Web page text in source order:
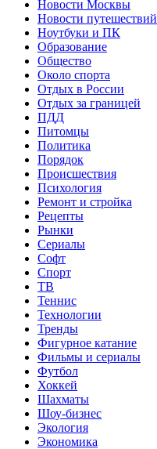
Новости Москвы
Новости путешествий
Ноутбуки и ПК
Образование
Общество
Около спорта
Отдых в России
Отдых за границей
ПДД
Питомцы
Политика
Порядок
Происшествия
Психология
Ремонт и стройка
Рецепты
Рынки
Сериалы
Софт
Спорт
ТВ
Теннис
Технологии
Тренды
Фигурное катание
Фильмы и сериалы
Футбол
Хоккей
Шахматы
Шоу-бизнес
Экология
Экономика